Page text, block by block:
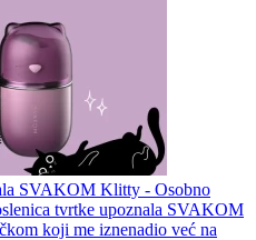
SVAKOM Klitty - Osobno
tvrtke upoznala SVAKOM
koji me iznenadio već na